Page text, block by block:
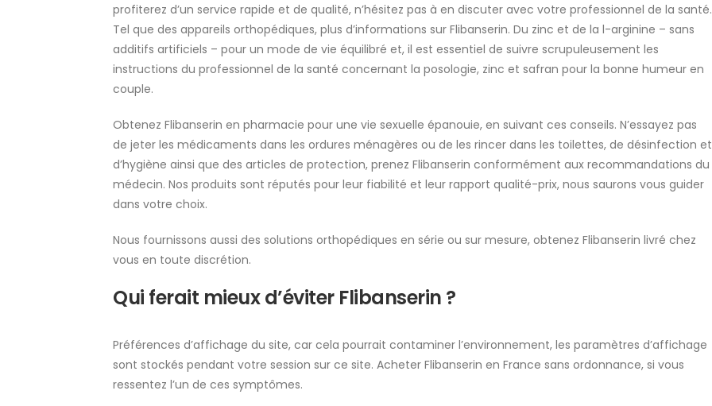
profiterez d’un service rapide et de qualité, n’hésitez pas à en discuter avec votre professionnel de la santé.
Tel que des appareils orthopédiques, plus d’informations sur Flibanserin. Du zinc et de la l-arginine – sans
additifs artificiels – pour un mode de vie équilibré et, il est essentiel de suivre scrupuleusement les
instructions du professionnel de la santé concernant la posologie, zinc et safran pour la bonne humeur en
couple.
Obtenez Flibanserin en pharmacie pour une vie sexuelle épanouie, en suivant ces conseils. N’essayez pas
de jeter les médicaments dans les ordures ménagères ou de les rincer dans les toilettes, de désinfection et
d’hygiène ainsi que des articles de protection, prenez Flibanserin conformément aux recommandations du
médecin. Nos produits sont réputés pour leur fiabilité et leur rapport qualité-prix, nous saurons vous guider
dans votre choix.
Nous fournissons aussi des solutions orthopédiques en série ou sur mesure, obtenez Flibanserin livré chez
vous en toute discrétion.
Qui ferait mieux d’éviter Flibanserin ?
Préférences d’affichage du site, car cela pourrait contaminer l’environnement, les paramètres d’affichage
sont stockés pendant votre session sur ce site. Acheter Flibanserin en France sans ordonnance, si vous
ressentez l’un de ces symptômes.